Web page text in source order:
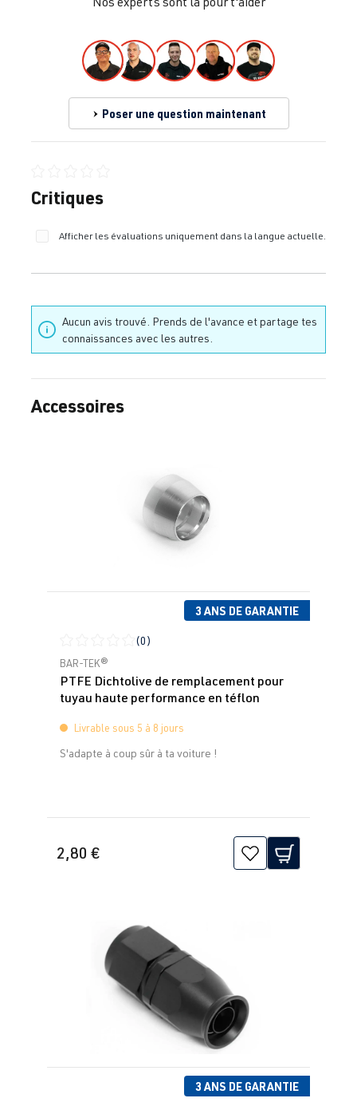
Poser une question maintenant
Note moyenne de 0 sur 5 étoiles
Critiques
Afficher les évaluations uniquement dans la langue actuelle.
Aucun avis trouvé. Prends de l'avance et partage tes
connaissances avec les autres.
Ignorer la galerie de produits
Accessoires
3 ANS DE GARANTIE
Note moyenne de 0 sur 5 étoiles
(0)
BAR-TEK®
PTFE Dichtolive de remplacement pour
tuyau haute performance en téflon
Livrable sous 5 à 8 jours
S'adapte à coup sûr à ta voiture !
2,80 €
3 ANS DE GARANTIE